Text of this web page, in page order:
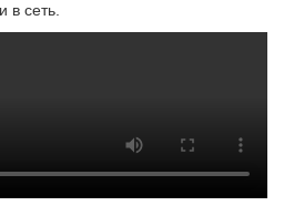
в сеть.